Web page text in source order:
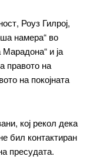
Роуз Гилрој,
намера“ во
и ја
правото на
на покојната
кој рекол дека
бил контактиран
пресудата.